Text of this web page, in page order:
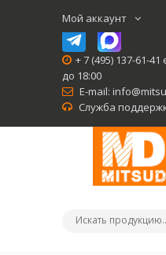
Мой аккаунт
+ 7 (495) 137-61-
до 18:00
E-mail:
Служба